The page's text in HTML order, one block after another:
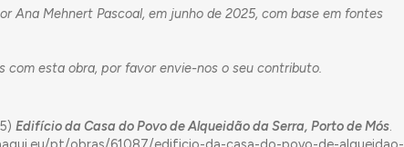
Ana Mehnert Pascoal, em junho de 2025, com base em fontes
com esta obra, por favor envie-nos o seucontributo.
Edifício da Casa do Povo de Alqueidão da Serra, Porto de Mós.